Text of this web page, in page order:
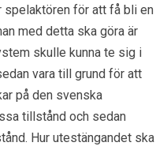
för att få bli en
med detta ska göra är
skulle kunna te sig i
vara till grund för att
på den svenska
tillstånd och sedan
Hur utestängandet ska